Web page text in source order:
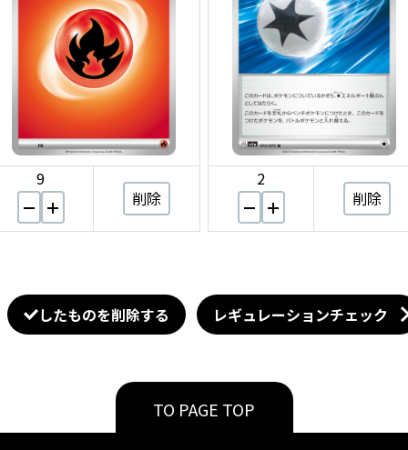
9
削除
2
削除
したものを削除する レギュレーションチェック
TO PAGE TOP